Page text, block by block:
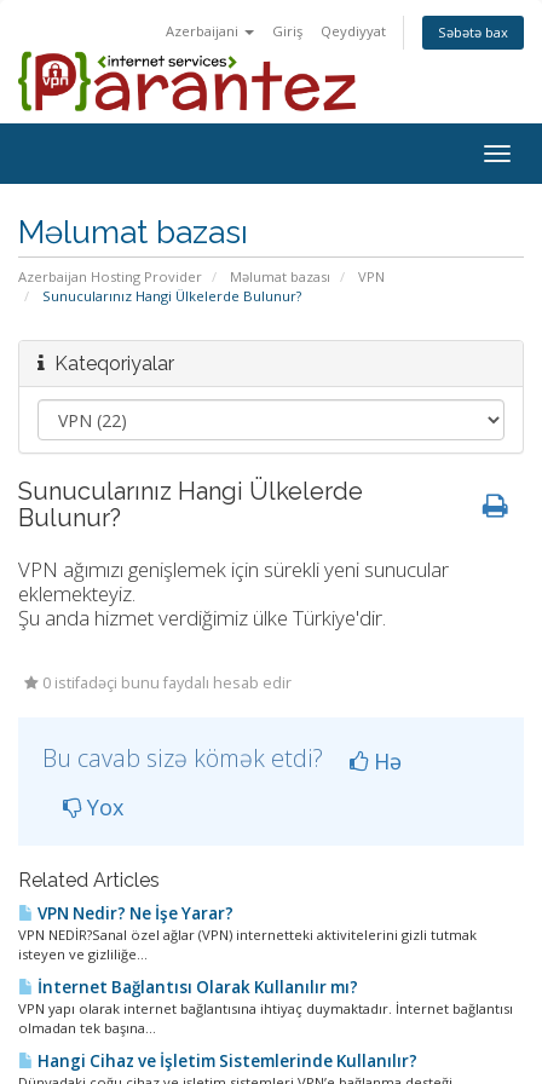
Azerbaijani Giriş Qeydiyyat Səbətə bax
Məlumat bazası
Azerbaijan Hosting Provider Məlumat bazası
VPN
Sunucularınız Hangi Ülkelerde Bulunur?
Kateqoriyalar
Sunucularınız Hangi Ülkelerde
Bulunur?
VPN ağımızı genişlemek için sürekli yeni sunucular
eklemekteyiz.
Şu anda hizmet verdiğimiz ülke Türkiye'dir.
0 istifadəçi bunu faydalı hesab edir
Bu cavab sizə kömək etdi?
Hə
Yox
Related Articles
VPN Nedir? Ne İşe Yarar?
VPN NEDİR?Sanal özel ağlar (VPN) internetteki aktivitelerini gizli tutmak
isteyen ve gizliliğe...
İnternet Bağlantısı Olarak Kullanılır mı?
VPN yapı olarak internet bağlantısına ihtiyaç duymaktadır. İnternet bağlantısı
olmadan tek başına...
Hangi Cihaz ve İşletim Sistemlerinde Kullanılır?